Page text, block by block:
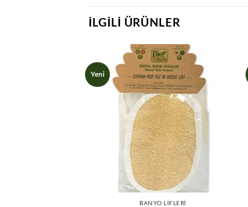
İLGILI ÜRÜNLER
Yeni
BANYO LIFLERI